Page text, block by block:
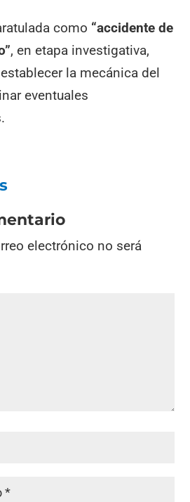
como “accidente de
, en etapa investigativa,
la mecánica del
eventuales
electrónico no será